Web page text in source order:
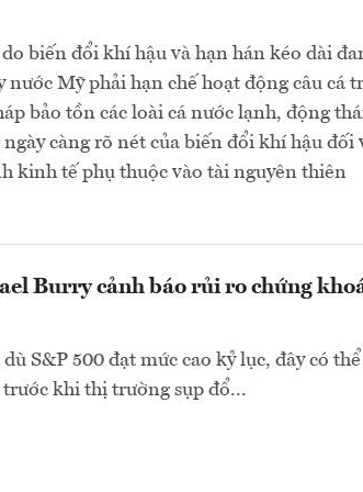
biến đổi khí hậu và hạn hán kéo dài
Mỹ phải hạn chế hoạt động câu cá
bảo tồn các loài cá nước lạnh, động
càng rõ nét của biến đổi khí hậu đối
kinh tế phụ thuộc vào tài nguyên thiên
Burry cảnh báo rủi ro chứng
S&P 500 đạt mức cao kỷ lục, đây có
khi thị trường sụp đổ...